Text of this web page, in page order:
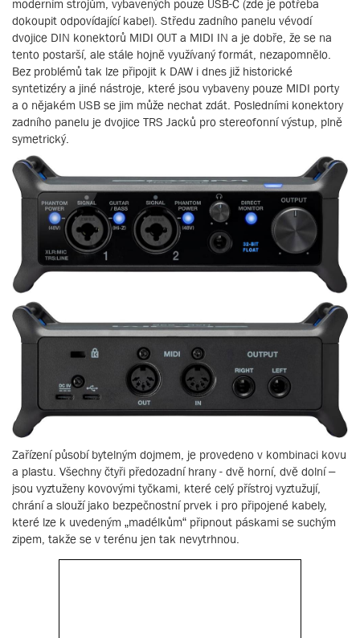
moderním strojům, vybavených pouze USB-C (zde je potřeba
dokoupit odpovídající kabel). Středu zadního panelu vévodí
dvojice DIN konektorů MIDI OUT a MIDI IN a je dobře, že se na
tento postarší, ale stále hojně využívaný formát, nezapomnělo.
Bez problémů tak lze připojit k DAW i dnes již historické
syntetizéry a jiné nástroje, které jsou vybaveny pouze MIDI porty
a o nějakém USB se jim může nechat zdát. Posledními konektory
zadního panelu je dvojice TRS Jacků pro stereofonní výstup, plně
symetrický.
Zařízení působí bytelným dojmem, je provedeno v kombinaci kovu
a plastu. Všechny čtyři předozadní hrany - dvě horní, dvě dolní –
jsou vyztuženy kovovými tyčkami, které celý přístroj vyztužují,
chrání a slouží jako bezpečnostní prvek i pro připojené kabely,
které lze k uvedeným „madélkům“ připnout páskami se suchým
zipem, takže se v terénu jen tak nevytrhnou.